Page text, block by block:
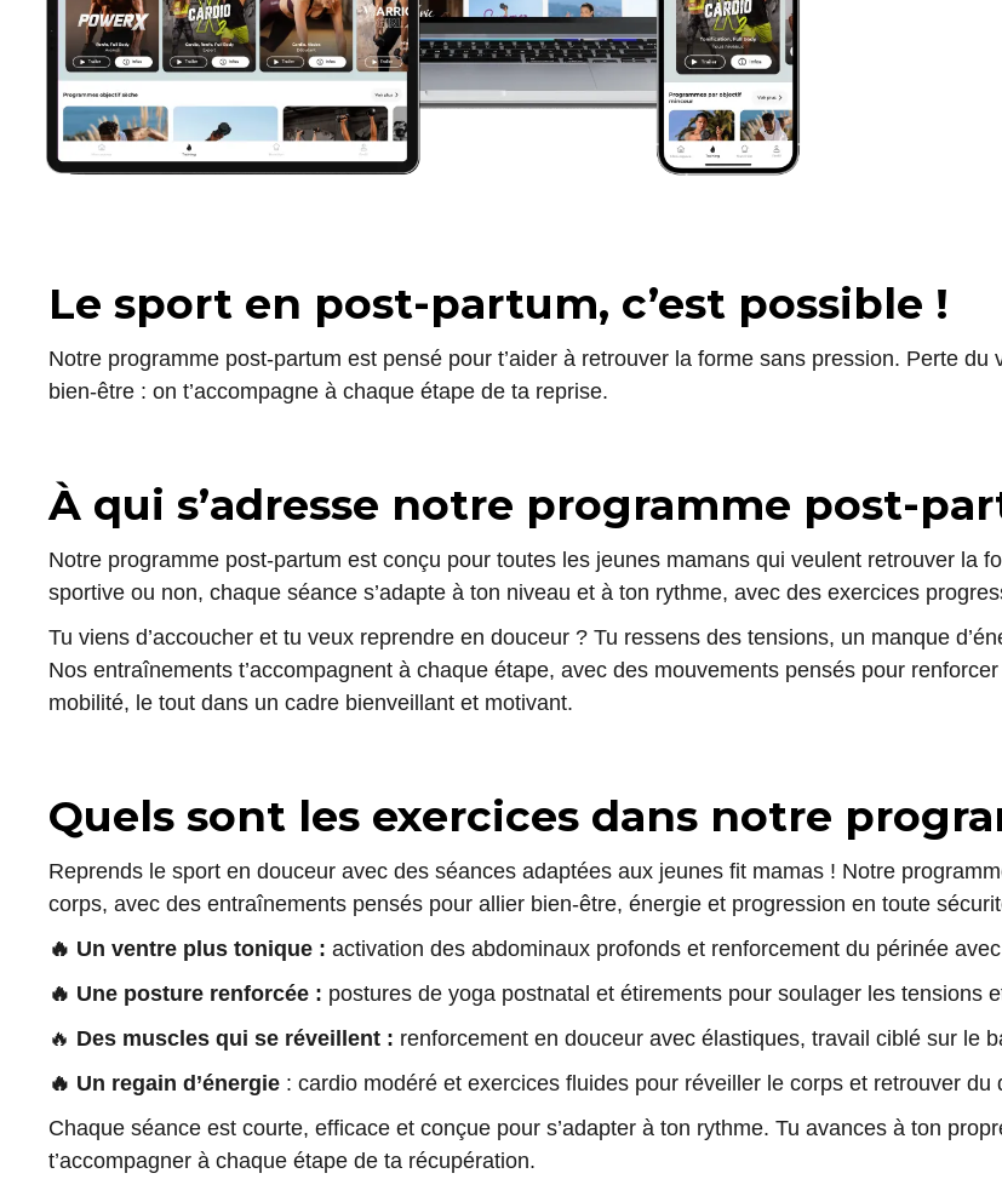
Le sport en post-partum, c’est possible !
Notre programme post-partum est pensé pour t’aider à retrouver la forme sans pression. Perte
bien-être : on t’accompagne à chaque étape de ta reprise.
À qui s’adresse notre programme post-
Notre programme post-partum est conçu pour toutes les jeunes mamans qui veulent retrouver la
sportive ou non, chaque séance s’adapte à ton niveau et à ton rythme, avec des exercices
Tu viens d’accoucher et tu veux reprendre en douceur ? Tu ressens des tensions, un manque
Nos entraînements t’accompagnent à chaque étape, avec des mouvements pensés pour
mobilité, le tout dans un cadre bienveillant et motivant.
Quels sont les exercices dans notre
Reprends le sport en douceur avec des séances adaptées aux jeunes fit mamas ! Notre
corps, avec des entraînements pensés pour allier bien-être, énergie et progression en toute
🔥 Un ventre plus tonique :activation des abdominaux profonds et renforcement du périnée
🔥 Une posture renforcée : postures de yoga postnatal et étirements pour soulager les tensions
🔥 Des muscles qui se réveillent : renforcement en douceur avec élastiques, travail ciblé sur le
🔥 Un regain d’énergie : cardio modéré et exercices fluides pour réveiller le corps et retrouver du
Chaque séance est courte, efficace et conçue pour s’adapter à ton rythme. Tu avances à ton
t’accompagner à chaque étape de ta récupération.